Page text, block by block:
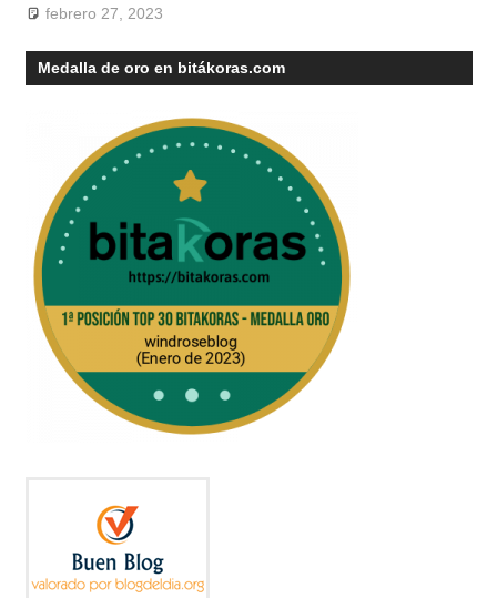
febrero 27, 2023
Medalla de oro en bitákoras.com